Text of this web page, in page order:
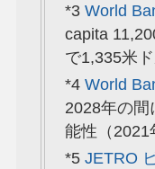
*3 World
capita
で1,335米
*4 World
2028年の間
能性（2021
*5 JETRO